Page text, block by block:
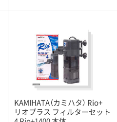
KAMIHATA（カミハタ） Rio+
リオプラス フィルターセット